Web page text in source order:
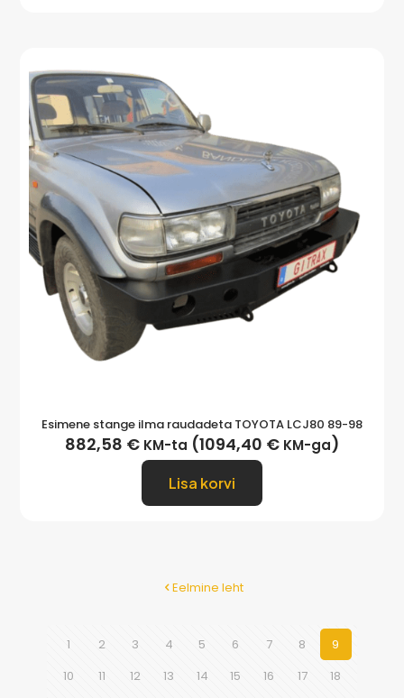
Esimene stange ilma raudadeta TOYOTA LCJ80 89-98
882,58 € KM-ta (1094,40 € KM-ga)
Lisa korvi
Eelmine leht
1 2 3 4 5 6 7 8
9
10
11 12 13 14 15 16 17
18